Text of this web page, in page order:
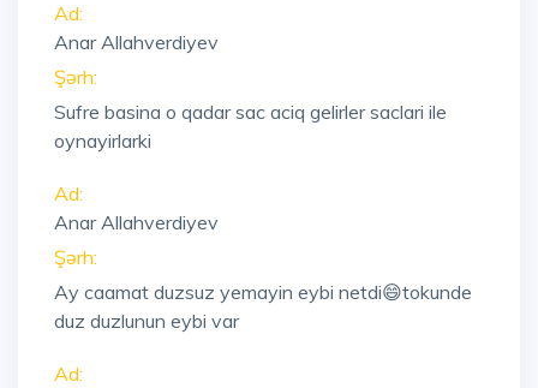
Ad:
Anar Allahverdiyev
Şərh:
Sufre basina o qadar sac aciq gelirler saclari ile
oynayirlarki
Ad:
Anar Allahverdiyev
Şərh:
Ay caamat duzsuz yemayin eybi netdi😄tokunde
duz duzlunun eybi var
Ad: